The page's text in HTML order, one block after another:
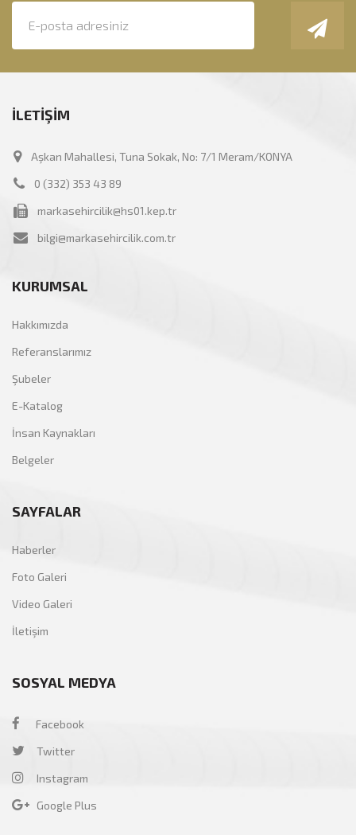
İLETİŞİM
Aşkan Mahallesi, Tuna Sokak, No: 7/1 Meram/KONYA
0 (332) 353 43 89
markasehircilik@hs01.kep.tr
bilgi@markasehircilik.com.tr
KURUMSAL
Hakkımızda
Referanslarımız
Şubeler
E-Katalog
İnsan Kaynakları
Belgeler
SAYFALAR
Haberler
Foto Galeri
Video Galeri
İletişim
SOSYAL MEDYA
Facebook
Twitter
Instagram
Google Plus